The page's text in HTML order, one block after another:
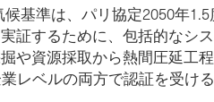
基準は、パリ協定2050年
証するために、包括的なシ
や資源採取から熱間圧延工程
レベルの両方で認証を受け